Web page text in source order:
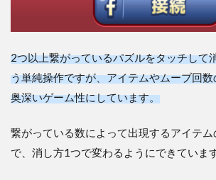
2つ以上繋がっているパズルをタッチして
う単純操作ですが、アイテムやムーブ回
奥深いゲーム性にしています。
繋がっている数によって出現するアイテ
で、消し方1つで変わるようにできていま